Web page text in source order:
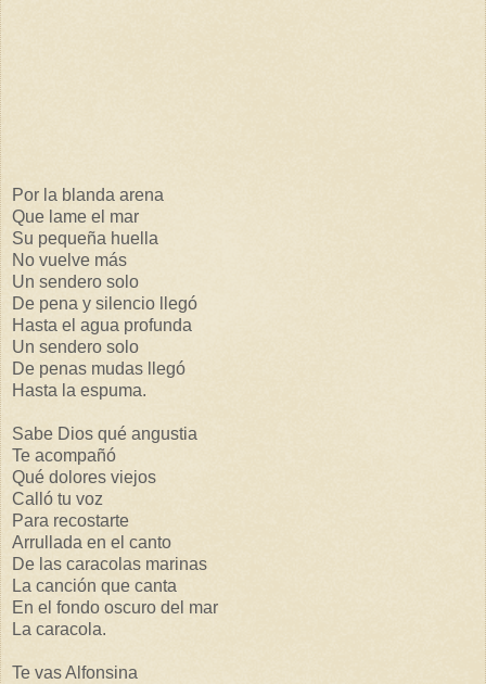
Por la blanda arena
Que lame el mar
Su pequeña huella
No vuelve más
Un sendero solo
De pena y silencio llegó
Hasta el agua profunda
Un sendero solo
De penas mudas llegó
Hasta la espuma.
Sabe Dios qué angustia
Te acompañó
Qué dolores viejos
Calló tu voz
Para recostarte
Arrullada en el canto
De las caracolas marinas
La canción que canta
En el fondo oscuro del mar
La caracola.
Te vas Alfonsina